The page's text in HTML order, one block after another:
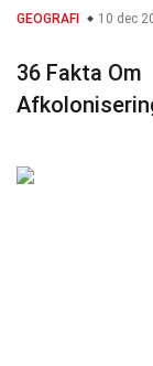
GEOGRAFI 10 dec
36 Fakta Om